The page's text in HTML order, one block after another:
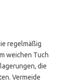
regelmäßig
weichen Tuch
die
Vermeide